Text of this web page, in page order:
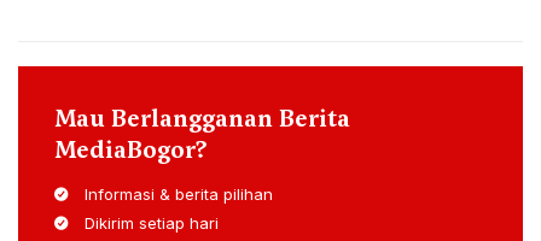
Mau Berlangganan Berita
MediaBogor?
Informasi & berita pilihan
Dikirim setiap hari